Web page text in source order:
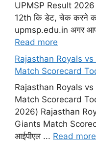
UPMSP Result 2026
12th कि डेट, चेक करने
upmsp.edu.in अगर आप
Read more
Rajasthan Royals
Match Scorecard
Rajasthan Royals
Match Scorecard
2026) Rajasthan
Giants Match
आईपीएल ... Read more